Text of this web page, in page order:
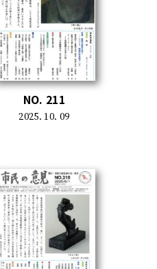
NO. 211
2025. 10. 09